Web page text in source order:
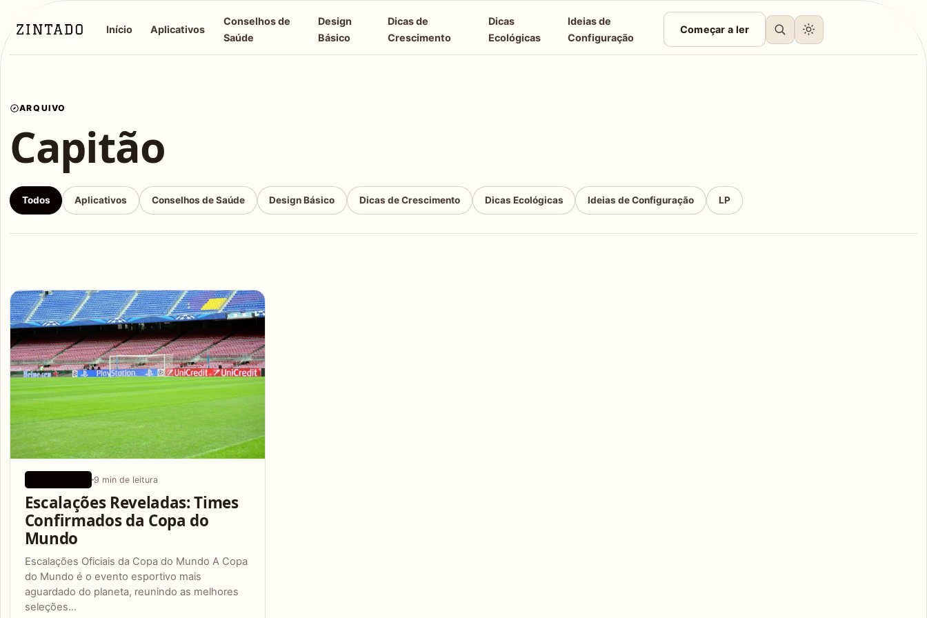
Início Aplicativos
Conselhos de
Saúde
Design
Básico
Dicas de
Crescimento
Dicas
Ecológicas
Ideias de
Configuração
Começar a ler
ARQUIVO
Capitão
Todos Aplicativos Conselhos de Saúde Design Básico Dicas de Crescimento Dicas Ecológicas Ideias de Configuração LP
Articles
9 min de leitura
Escalações Reveladas: Times
Confirmados da Copa do
Mundo
Escalações Oficiais da Copa do Mundo A Copa
do Mundo é o evento esportivo mais
aguardado do planeta, reunindo as melhores
seleções…